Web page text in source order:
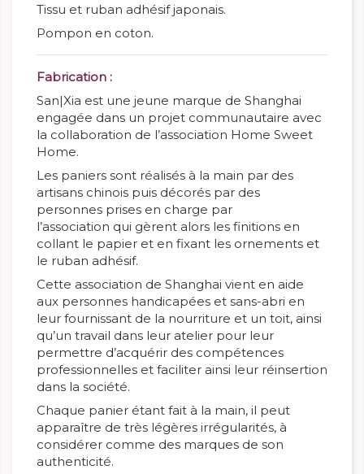
Tissu et ruban adhésif japonais.
Pompon en coton.
Fabrication :
San|Xia est une jeune marque de Shanghai
engagée dans un projet communautaire avec
la collaboration de l’association Home Sweet
Home.
Les paniers sont réalisés à la main par des
artisans chinois puis décorés par des
personnes prises en charge par
l’association qui gèrent alors les finitions en
collant le papier et en fixant les ornements et
le ruban adhésif.
Cette association de Shanghai vient en aide
aux personnes handicapées et sans-abri en
leur fournissant de la nourriture et un toit, ainsi
qu’un travail dans leur atelier pour leur
permettre d’acquérir des compétences
professionnelles et faciliter ainsi leur réinsertion
dans la société.
Chaque panier étant fait à la main, il peut
apparaître de très légères irrégularités, à
considérer comme des marques de son
authenticité.